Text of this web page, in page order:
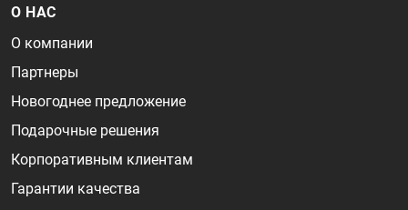
О НАС
О компании
Партнеры
Новогоднее предложение
Подарочные решения
Корпоративным клиентам
Гарантии качества